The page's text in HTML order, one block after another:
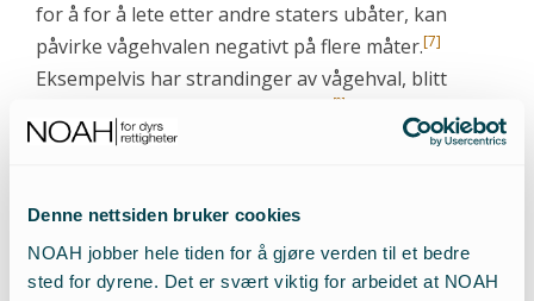
Denne nettsiden bruker cookies
NOAH jobber hele tiden for å gjøre verden til et bedre
sted for dyrene. Det er svært viktig for arbeidet at NOAH
for å for å lete etter andre staters ubåter, kan
påvirke vågehvalen negativt på flere måter.[7]
Eksempelvis har strandinger av vågehval, blitt
[9]
, det har ført til
habitatsunnvikelse og endringer i vokaliseringen.
artene reagerer, men vågehvalen er blant de
sensitive artene som reagerer sterkt og på lave
nivåer. 7NOAH kan ikke se at Fiskeridirektoratet